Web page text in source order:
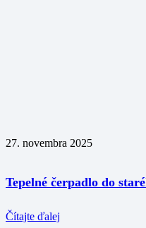
27. novembra 2025
Tepelné čerpadlo do
Čítajte ďalej